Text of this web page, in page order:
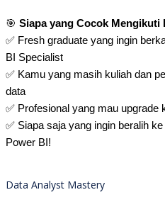
🎯 Siapa yang Cocok Mengikuti
✅ Fresh graduate yang ingin
BI Specialist
✅ Kamu yang masih kuliah dan
data
✅ Profesional yang mau upgrade
✅ Siapa saja yang ingin beralih
Power BI!
Data Analyst Mastery